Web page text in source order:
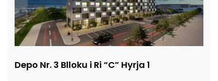
Depo Nr. 3 Blloku i Ri “C” Hyrja 1